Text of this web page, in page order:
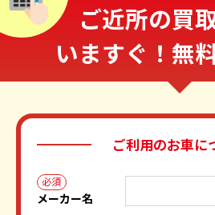
ご近所の買
いますぐ！無
ご利用のお車に
必須
メーカー名